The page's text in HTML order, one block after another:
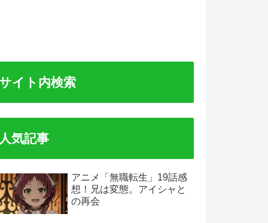
イト内検索
気記事
アニメ「無職転生」19話感
想！兄は変態。アイシャと
の再会